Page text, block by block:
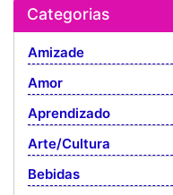
Categorias
Amizade
Amor
Aprendizado
Arte/Cultura
Bebidas